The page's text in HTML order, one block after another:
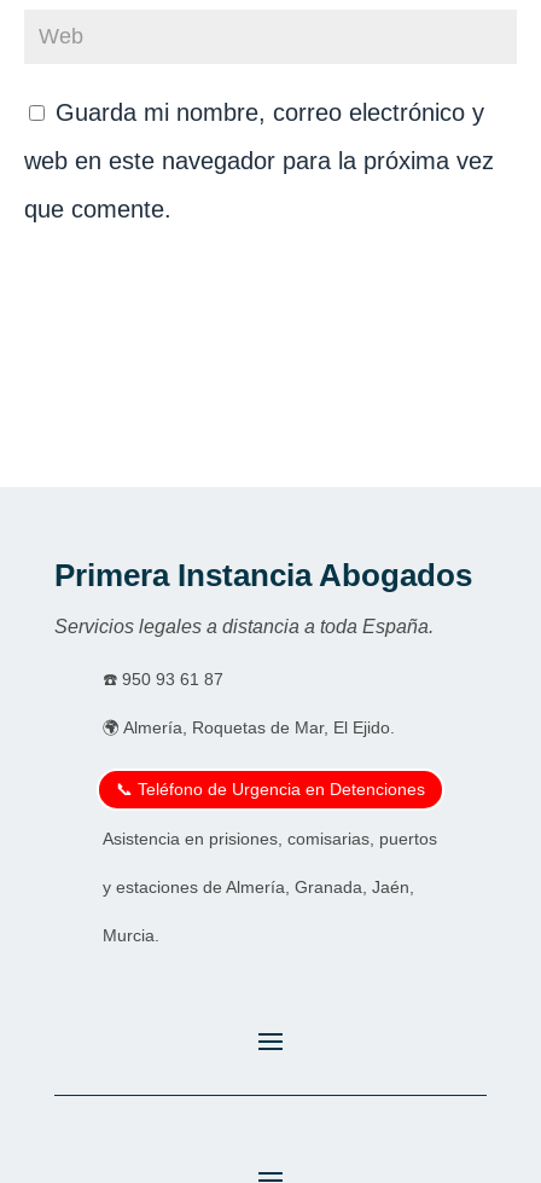
Guarda mi nombre, correo electrónico y
web en este navegador para la próxima vez
que comente.
Primera Instancia Abogados
Servicios legales a distancia a toda España.
☎️ 950 93 61 87
🌍 Almería, Roquetas de Mar, El Ejido.
📞 Teléfono de Urgencia en Detenciones
Asistencia en prisiones, comisarias, puertos
y estaciones de Almería, Granada, Jaén,
Murcia.